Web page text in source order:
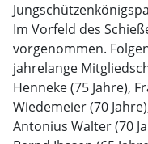
Im Vorfeld des
vorgenommen.
jahrelange
Henneke (75 Jahre),
Wiedemeier (70
Antonius Walter (70